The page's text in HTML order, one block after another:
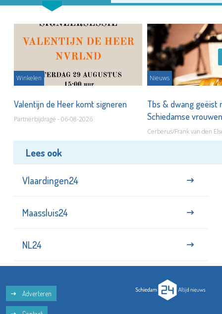
Winkelen
Valentijn de Heer komt signeren
Partnerbijdrage - 06-08-2026
Nieuws
Tbs & dwang geëist
Schiedamse
Cerberus/Frank van den
Lees ook
Vlaardingen24
Maassluis24
NL24
Adverteren